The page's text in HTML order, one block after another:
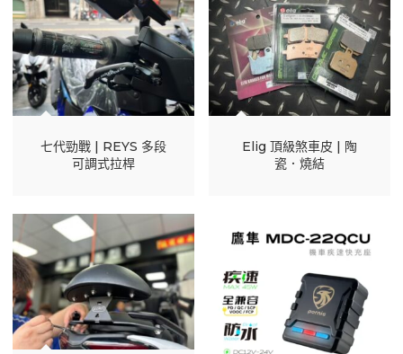
七代勁戰 | REYS 多段
可調式拉桿
Elig 頂級煞車皮 | 陶
瓷．燒結